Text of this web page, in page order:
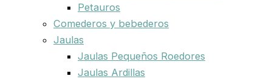
Petauros
Comederos y bebederos
Jaulas
Jaulas Pequeños Roedores
Jaulas Ardillas